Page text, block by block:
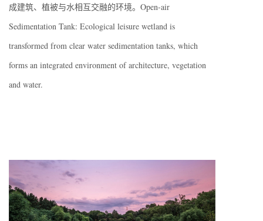
成建筑、植被与水相互交融的环境。Open-air
Sedimentation Tank: Ecological leisure wetland is
transformed from clear water sedimentation tanks, which
forms an integrated environment of architecture, vegetation
and water.